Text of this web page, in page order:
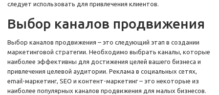
следует использовать для привлечения клиентов.
Выбор каналов продвижения
Выбор каналов продвижения – это следующий этап в создании
маркетинговой стратегии. Необходимо выбрать каналы, которые
наиболее эффективны для достижения целей вашего бизнеса и
привлечения целевой аудитории. Реклама в социальных сетях,
email-маркетинг, SEO и контент-маркетинг – это некоторые из
наиболее популярных каналов продвижения для малых бизнесов.